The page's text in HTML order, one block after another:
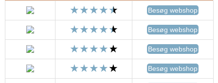
Besøg webshop
Besøg webshop
Besøg webshop
Besøg webshop